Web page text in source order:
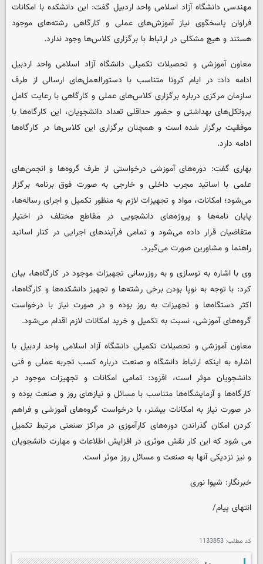
مهندسی دانشگاه آزاد اسلامی واحد اردبیل گفت: این دانشکده با امکانات
فراوان پاسخگوی نیاز آموزش‌های عملی و کارگاهی رشته‌های موجود
هستند و هیچ مشکلی در ارتباط با برگزاری کلاس‌ها وجود ندارد.
معاون آموزشی و تحصیلات تکمیلی دانشگاه آزاد اسلامی واحد اردبیل
ادامه داد: در ایام کرونا متناسب با دستورالعمل‌های ارسالی از طرف
سازمان مرکزی درباره برگزاری کلاس‌های عملی و کارگاهی با رعایت کامل
پروتکل‌های بهداشتی و حضور حداقلی تعداد دانشجویان، این کارگاه‌ها با
موفقیت برگزار شده است و همچنان برگزاری این کلاس‌ها در کارگاه‌ها
ادامه دارد.
بهاری گفت: دوره‌های آموزشی درخواستی از طرف گروه‌ها و انجمن‌های
علمی با اساتید مجرب داخلی و خارجی به صورت فوق برنامه برگزار
می‌شود؛ امکانات، مواد و تجهیزات لازم به منظور تکمیل و اجرای رساله‌ها،
پایان نامه‌ها و پروژه‌های دانشجویی در مقاطع مختلف در اختیار
متقاضیان قرار داده می‌شود و تمامی فرآیندهای اجرایی در کنار اساتید
راهنما و مشاورین صورت می‌گیرد.
وی با اشاره به نوسازی و به روزرسانی تجهیزات موجود در کارگاه‌ها، بیان
کرد: با توجه به نوپا بودن برخی رشته‌ها و تجهیز دانشکده‌ها و کارگاه‌ها،
اکثر دستگاه‌ها و تجهیزات به روز بوده و در صورت نیاز با درخواست
گروه‌های آموزشی، نسبت به تکمیل و خرید امکانات لازم اقدام می‌شود.
معاون آموزشی و تحصیلات تکمیلی دانشگاه آزاد اسلامی واحد اردبیل با
اشاره به اینکه ارتباط دانشگاه و صنعت درباره کسب تجربه عملی و فنی
دانشجویان موثر است، افزود: تمامی امکانات و تجهیزات موجود در
کارگاه‌ها و آزمایشگاه‌ها متناسب با مسائل و نیازهای روز و صنعت بوده و
در صورت نیاز به امکانات بیشتر، با درخواست گروه‌های آموزشی و فراهم
کردن امکان گذراندن دوره‌های کارآموزی در مراکز صنعتی مرتبط تکمیل
می شود که این کار نقش موثری در افزایش اطلاعات و مهارت دانشجویان
و نیز نزدیکی آنها به صنعت و مسائل روز موثر است.
خبرنگار: شیوا نوری
انتهای پیام/
کد مطلب: 1133853